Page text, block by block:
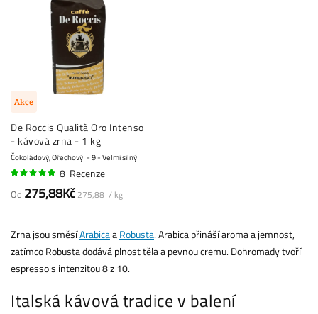
Akce
De Roccis Qualità Oro Intenso
- kávová zrna - 1 kg
Čokoládový, Ořechový 9 - Velmi silný
8 Recenze
Od 275,88Kč 275,88 / kg
Zrna jsou směsíArabicaaRobusta. Arabica přináší aroma a jemnost,
zatímco Robusta dodává plnost těla a pevnou cremu. Dohromady tvoří
espresso s intenzitou 8 z 10.
Italská kávová tradice v balení